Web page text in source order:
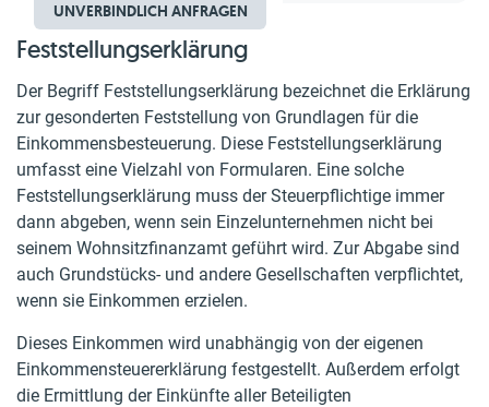
UNVERBINDLICH ANFRAGEN
Feststellungserklärung
Der Begriff Feststellungserklärung bezeichnet die Erklärung
zur gesonderten Feststellung von Grundlagen für die
Einkommensbesteuerung. Diese Feststellungserklärung
umfasst eine Vielzahl von Formularen. Eine solche
Feststellungserklärung muss der Steuerpflichtige immer
dann abgeben, wenn sein Einzelunternehmen nicht bei
seinem Wohnsitzfinanzamt geführt wird. Zur Abgabe sind
auch Grundstücks- und andere Gesellschaften verpflichtet,
wenn sie Einkommen erzielen.
Dieses Einkommen wird unabhängig von der eigenen
Einkommensteuererklärung festgestellt. Außerdem erfolgt
die Ermittlung der Einkünfte aller Beteiligten